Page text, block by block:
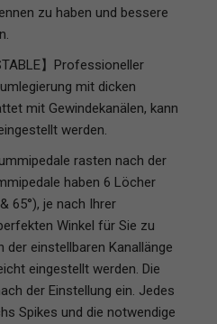
zu haben und bessere
】Professioneller
mit dicken
mit Gewindekanälen, kann
werden.
rasten nach der
haben 6 Löcher
& 65°), je nach Ihrer
Winkel für Sie zu
der einstellbaren Kanallänge
eingestellt werden. Die
der Einstellung ein. Jedes
Spikes und die notwendige